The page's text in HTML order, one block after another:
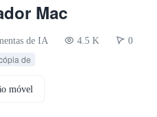
Mac
de IA 4.5 K 0
de
móvel